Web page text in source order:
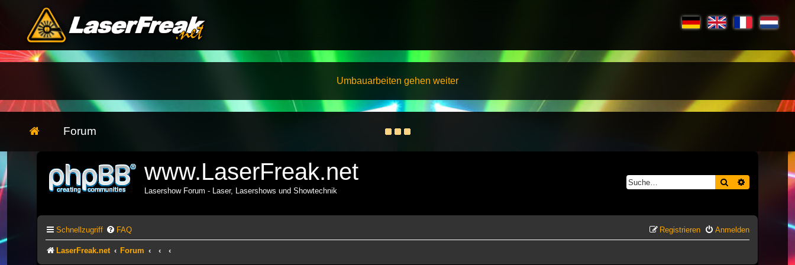
Umbauarbeiten gehen weiter
Forum
www.LaserFreak.net
Lasershow Forum - Laser, Lasershows und Showtechnik
Suche Erweiterte
Schnellzugriff FAQ Anmelden
Registrieren
LaserFreak.net Forum